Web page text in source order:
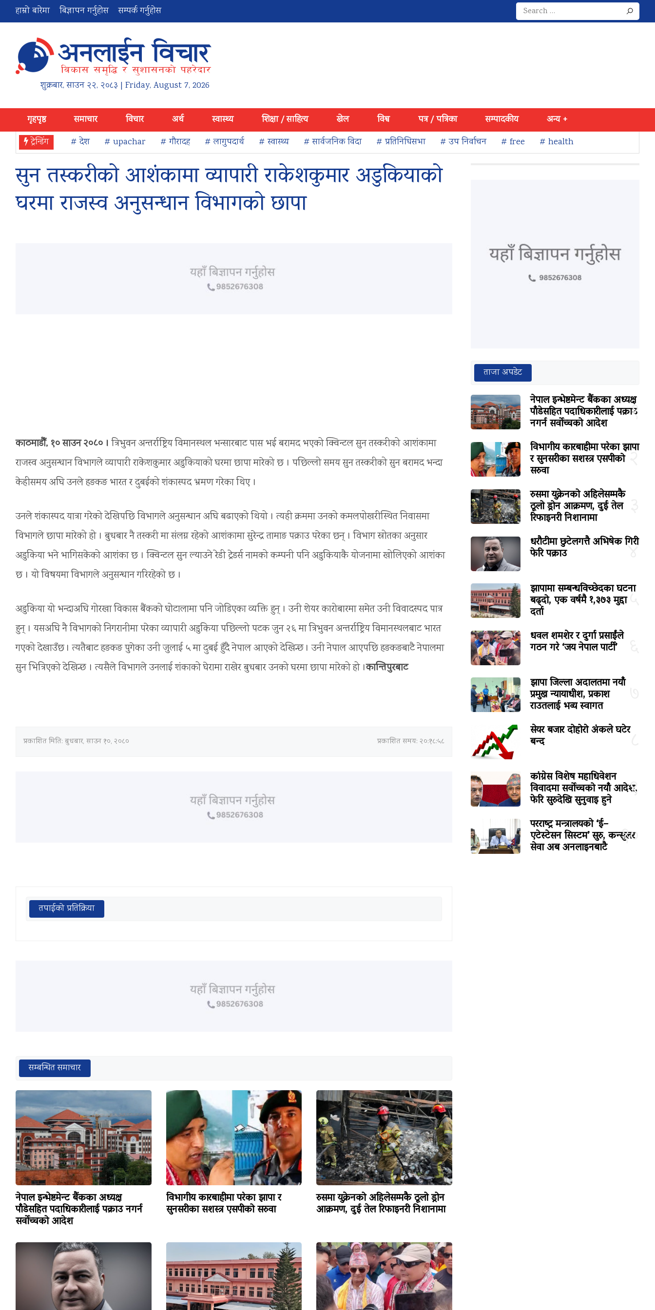
हाम्रो बारेमा बिज्ञापन गर्नुहोस सम्पर्क गर्नुहोस
Search
for:
शुक्रबार,साउन २२, २०८३ | Friday, August 7, 2026
गृहपृष्ठ समाचार विचार अर्थ स्वास्थ्य शिक्षा / साहित्य खेल विश्व पत्र / पत्रिका सम्पादकीय
अन्य +
ट्रेन्डिंग
# देश # upachar # गौरादह # लागुपदार्थ # स्वास्थ्य # सार्वजनिक विदा # प्रतिनिधिसभा # उप निर्वाचन # free # health
सुन तस्करीको आशंकामा व्यापारी राकेशकुमार अडुकियाको
घरमा राजस्व अनुसन्धान विभागको छापा
काठमाडौँ, १० साउन २०८० । त्रिभुवन अन्तर्राष्ट्रिय विमानस्थल भन्सारबाट पास भई बरामद भएको क्विन्टल सुन तस्करीको आशंकामा
राजस्व अनुसन्धान विभागले व्यापारी राकेशकुमार अडुकियाको घरमा छापा मारेको छ । पछिल्लो समय सुन तस्करीको सुन बरामद भन्दा
केहीसमय अघि उनले हङकङ भारत र दुबईको शंकास्पद भ्रमण गरेका थिए ।
उनले शंकास्पद यात्रा गरेको देखिपछि विभागले अनुसन्धान अघि बढाएको थियो । त्यही क्रममा उनको कमलपोखरीस्थित निवासमा
विभागले छापा मारेको हो । बुधबार नै तस्करी मा संलग्न रहेको आशंकामा सुरेन्द्र तामाङ पक्राउ परेका छन् । विभाग स्रोतका अनुसार
अडुकिया भने भागिसकेको आशंका छ । क्विन्टल सुन ल्याउने रेडी ट्रेडर्स नामको कम्पनी पनि अडुकियाकै योजनामा खोलिएको आशंका
छ । यो विषयमा विभागले अनुसन्धान गरिरहेको छ ।
अडुकिया यो भन्दाअघि गोरखा विकास बैंकको घोटालामा पनि जोडिएका व्यक्ति हुन् । उनी शेयर कारोबारमा समेत उनी विवादस्पद पात्र
हुन् । यसअघि नै विभागको निगरानीमा परेका व्यापारी अडुकिया पछिल्लो पटक जुन २६ मा त्रिभुवन अन्तर्राष्ट्रिय विमानस्थलबाट भारत
गएको देखाउँछ । त्यतैबाट हङकङ पुगेका उनी जुलाई ५ मा दुबई हुँदै नेपाल आएको देखिन्छ । उनी नेपाल आएपछि हङकङबाटै नेपालमा
सुन भित्रिएको देखिन्छ । त्यसैले विभागले उनलाई शंकाको घेरामा राखेर बुधबार उनको घरमा छापा मारेको हो ।कान्तिपुरबाट
प्रकाशित मिति: बुधबार, साउन १०, २०८० प्रकाशित समय: २०:१८:५८
तपाईको प्रतिक्रिया
सम्बन्धित समाचार
नेपाल इन्भेष्टमेन्ट बैंकका अध्यक्ष
पाँडेसहित पदाधिकारीलाई पक्राउ नगर्न
सर्वोच्चको आदेश
विभागीय कारबाहीमा परेका झापा र
सुनसरीका सशस्त्र एसपीको सरुवा
रुसमा युक्रेनको अहिलेसम्मकै ठूलो ड्रोन
आक्रमण, दुई तेल रिफाइनरी निशानामा
ताजा अपडेट
१
नेपाल इन्भेष्टमेन्ट बैंकका अध्यक्ष
पाँडेसहित पदाधिकारीलाई पक्राउ
नगर्न सर्वोच्चको आदेश
२
विभागीय कारबाहीमा परेका झापा
र सुनसरीका सशस्त्र एसपीको
सरुवा
रुसमा युक्रेनको अहिलेसम्मकै
ठूलो ड्रोन आक्रमण, दुई तेल
रिफाइनरी निशानामा
४
धरौटीमा छुटेलगत्तै अभिषेक गिरी
फेरि पक्राउ
५
झापामा सम्बन्धविच्छेदका घटना
बढ्दो, एक वर्षमै १,३७३ मुद्दा
दर्ता
धवल शमशेर र दुर्गा प्रसाईंले
गठन गरे ‘जय नेपाल पार्टी’
झापा जिल्ला अदालतमा नयाँ
प्रमुख न्यायाधीश, प्रकाश
राउतलाई भव्य स्वागत
सेयर बजार दोहोरो अंकले घटेर
बन्द
९
कांग्रेस विशेष महाधिवेशन
विवादमा सर्वोच्चको नयाँ आदेश,
फेरि सुरुदेखि सुनुवाइ हुने
१०
परराष्ट्र मन्त्रालयको ‘ई–
एटेस्टेसन सिस्टम’ सुरु, कन्सुलर
सेवा अब अनलाइनबाटै